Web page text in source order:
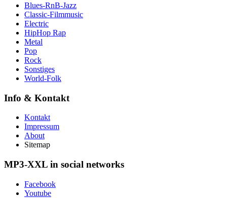
Blues-RnB-Jazz
Classic-Filmmusic
Electric
HipHop Rap
Metal
Pop
Rock
Sonstiges
World-Folk
Info & Kontakt
Kontakt
Impressum
About
Sitemap
MP3-XXL in social networks
Facebook
Youtube